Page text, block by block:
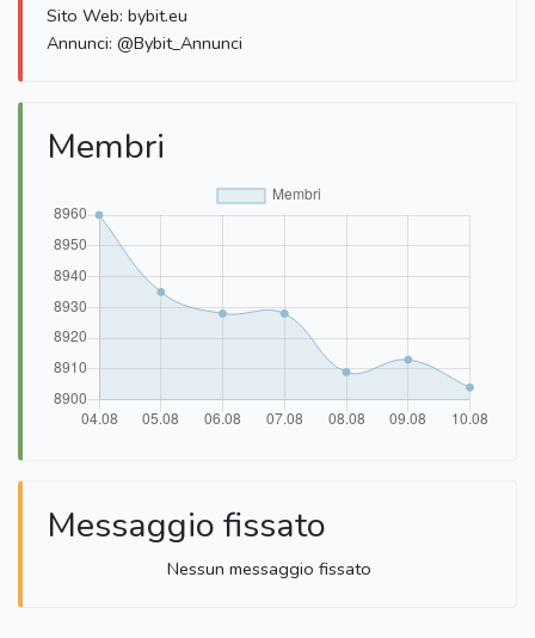
Sito Web: bybit.eu
Annunci: @Bybit_Annunci
Membri
Messaggio fissato
Nessun messaggio fissato